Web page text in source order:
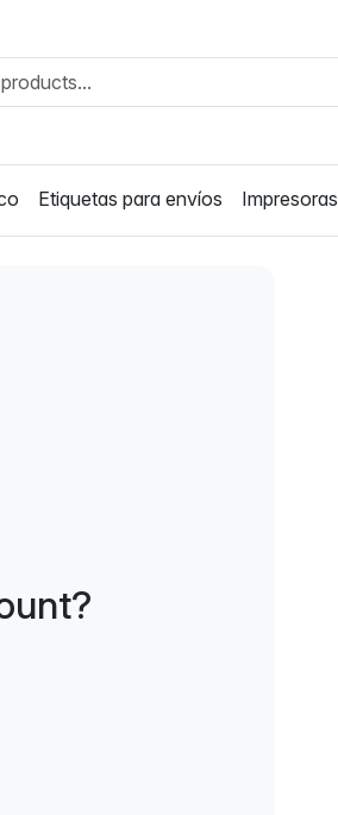
Etiquetas para envíos Impresoras